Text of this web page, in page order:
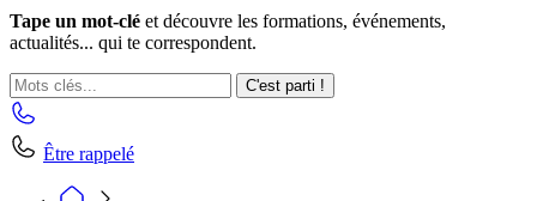
Tape un mot-clé et découvre les formations, événements,
actualités... qui te correspondent.
C'est parti !
Être rappelé